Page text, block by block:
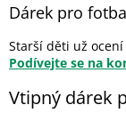
Dárek pro
Starší děti už ocení
Podívejte se na
Vtipný dárek